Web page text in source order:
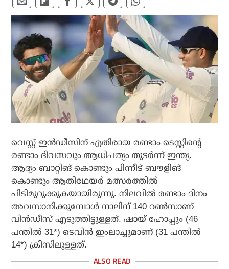
വെസ്റ്റ് ഇന്‍ഡീസിന് എതിരായ രണ്ടാം ടെസ്റ്റിന്റെ
രണ്ടാം ദിവസവും ആധിപത്യം തുടര്‍ന്ന് ഇന്ത്യ.
ആദ്യം ബാറ്റിങ് കൊണ്ടും പിന്നീട് ബൗളിങ്
കൊണ്ടും ആതിഥേയര്‍ മത്സരത്തില്‍
പിടിമുറുക്കുകയായിരുന്നു. നിലവില്‍ രണ്ടാം ദിനം
അവസാനിക്കുമ്പോള്‍ നാലിന് 140 റണ്‍സാണ്
വിന്‍ഡീസ് എടുത്തിട്ടുള്ളത്. ഷായ് ഹോപ്പും (46
പന്തില്‍ 31*) ടെവിന്‍ ഇംലാച്ചുമാണ് (31 പന്തില്‍
14*) ക്രീസിലുള്ളത്.